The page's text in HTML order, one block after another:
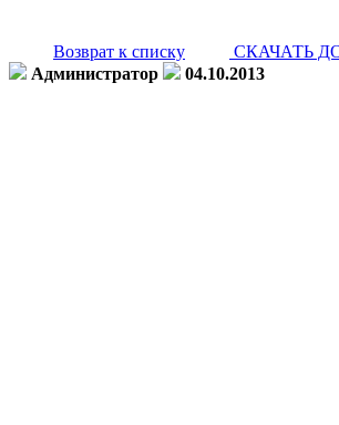
Возврат к списку
СКАЧАТЬ
Администратор
04.10.2013